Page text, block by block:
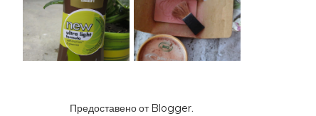
Предоставено от Blogger.